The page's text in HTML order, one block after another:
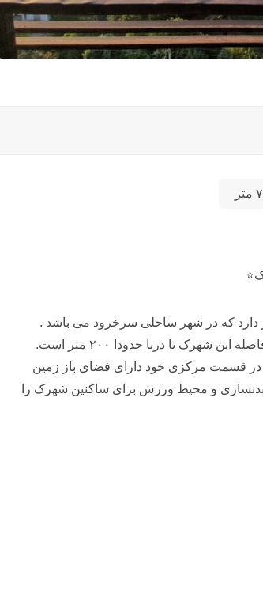
که در شهر ساحلی سرخرود می باشد .
تا دریا حدودا ۲۰۰ متر است.
۸هکتاری میباشد که در قسمت مرکزی خود دارای فضای باز زمین
بدنسازی و محیط ورزش برای ساکنین شهرک را